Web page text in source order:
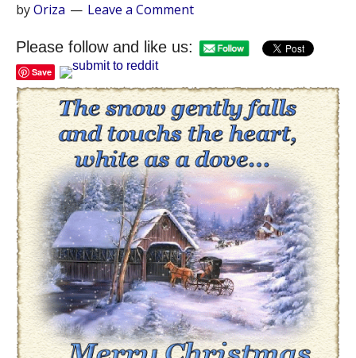
byOriza Leave a Comment
Please follow and like us:
Save